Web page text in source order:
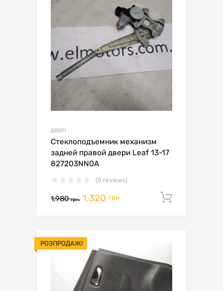
ДВЕРІ
Стеклоподъемник механизм
задней правой двери Leaf 13-17
827203NN0A
(0 reviews)
1,980грн. 1,320 грн.
РОЗПРОДАЖ!